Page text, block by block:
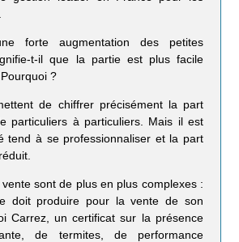
forte augmentation des petites
t-il que la partie est plus facile
?
de chiffrer précisément la part
particuliers à particuliers. Mais il est
tend à se professionnaliser et la part
sont de plus en plus complexes :
doit produire pour la vente de son
Carrez, un certificat sur la présence
de termites, de performance